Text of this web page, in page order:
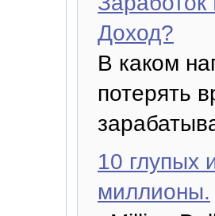
Доход?
В каком
потерять
10 глупых
миллионы.